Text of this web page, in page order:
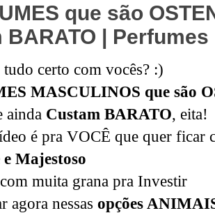
que são
BARATO |
certo com vocês? :)
MASCULINOS que são
ainda Custam BARATO, eita!
é pra VOCÊ que quer ficar
Majestoso
muita grana pra Investir
agora nessas opções